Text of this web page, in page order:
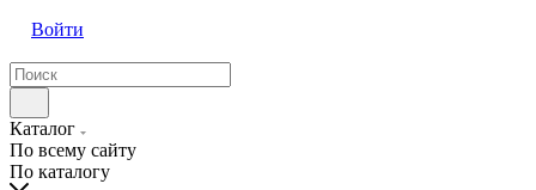
Войти
Каталог
По всему сайту
По каталогу